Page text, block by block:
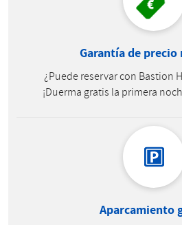
Garantía de precio
¿Puede reservar con Bastion
¡Duerma gratis la primera
Aparcamiento